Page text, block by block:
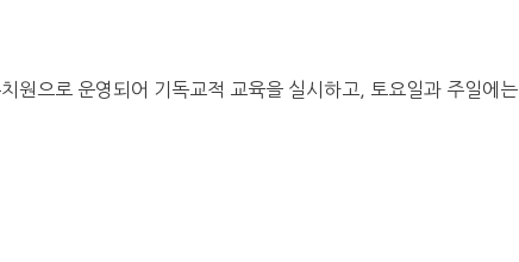
원으로 운영되어 기독교적 교육을 실시하고, 토요일과 주일에